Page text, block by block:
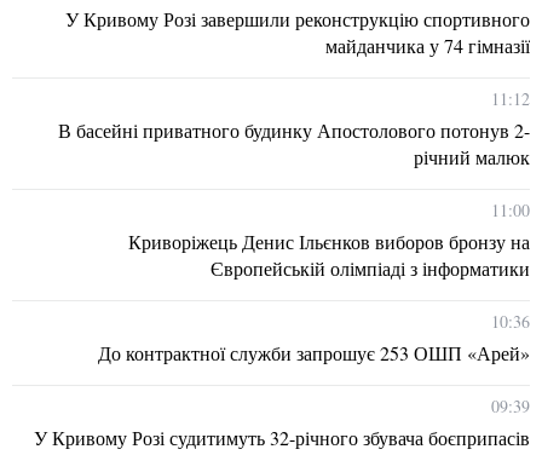
У Кривому Розі завершили реконструкцію спортивного
майданчика у 74 гімназії
11:12
В басейні приватного будинку Апостолового потонув 2-
річний малюк
11:00
Криворіжець Денис Ільєнков виборов бронзу на
Європейській олімпіаді з інформатики
10:36
До контрактної служби запрошує 253 ОШП «Арей»
09:39
У Кривому Розі судитимуть 32-річного збувача боєприпасів